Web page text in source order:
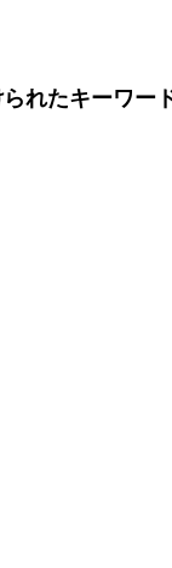
れたキーワー